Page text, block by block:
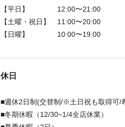
【平日】 12:00〜21:00
【土曜・祝日】 11:00〜20:00
【日曜】 10:00〜19:00
休日
■週休2日制(交替制/※土日祝も取得可/
■冬期休暇（12/30~1/4全店休業）